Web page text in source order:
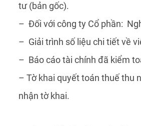
tư (bản gốc).
– Đối với công ty Cổ phần:
– Giải trình số liệu chi tiết về
– Báo cáo tài chính đã kiểm
– Tờ khai quyết toán thuế thu
nhận tờ khai.